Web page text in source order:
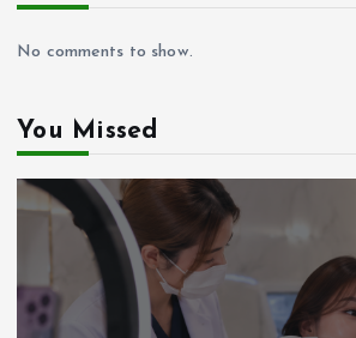
No comments to show.
You Missed